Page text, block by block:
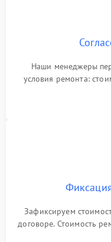
Наши менеджеры
условия ремонта:
Зафиксируем
договоре. Стоимость